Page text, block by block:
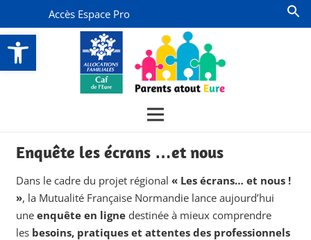
Ouvrir la barre d’outils
Accès Espace Pro
Enquête les écrans …et nous
Dans le cadre du projet régional « Les écrans… et nous !
», la Mutualité Française Normandie lance aujourd’hui
une enquête en ligne destinée à mieux comprendre
les besoins, pratiques et attentes des professionnels